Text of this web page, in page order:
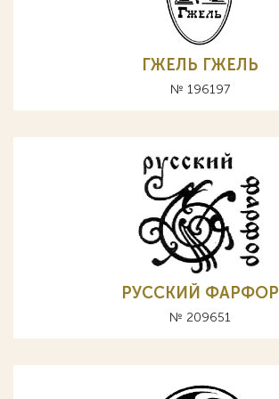
ГЖЕЛЬ ГЖЕЛЬ
№ 196197
РУССКИЙ ФАРФОР
№ 209651